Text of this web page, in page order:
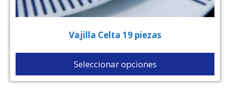
Vajilla Celta 19 piezas
Seleccionar opciones